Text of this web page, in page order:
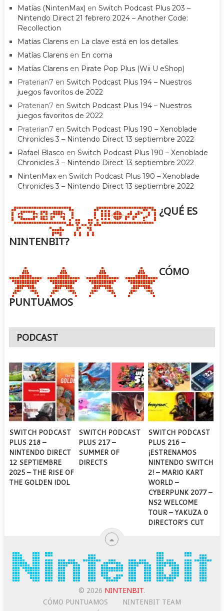
Matías (NintenMax) en Switch Podcast Plus 203 –
Nintendo Direct 21 febrero 2024 – Another Code:
Recollection
Matías Clarensen La clave está en los detalles
Matías Clarensen En coma
Matías Clarensen Pirate Pop Plus (Wii U eShop)
Praterian7 en Switch Podcast Plus 194 – Nuestros
juegos favoritos de 2022
Praterian7 en Switch Podcast Plus 194 – Nuestros
juegos favoritos de 2022
Praterian7 en Switch Podcast Plus 190 – Xenoblade
Chronicles 3 – Nintendo Direct 13 septiembre 2022
Rafael Blasco en Switch Podcast Plus 190 – Xenoblade
Chronicles 3 – Nintendo Direct 13 septiembre 2022
NintenMaxen Switch Podcast Plus 190 – Xenoblade
Chronicles 3 – Nintendo Direct 13 septiembre 2022
¿QUÉ ES
NINTENBIT?
CÓMO
PUNTUAMOS
PODCAST
SWITCH PODCAST
PLUS 218 –
NINTENDO DIRECT
12 SEPTIEMBRE
2025 – THE RISE OF
THE GOLDEN IDOL
SWITCH PODCAST
PLUS 217 –
SUMMER OF
DIRECTS
SWITCH PODCAST
PLUS 216 –
¡ESTRENAMOS
NINTENDO SWITCH
2! – MARIO KART
WORLD –
CYBERPUNK 2077 –
NS2 WELCOME
TOUR – YAKUZA 0
DIRECTOR’S CUT
© 2026 NINTENBIT.
CÓMO PUNTUAMOS
NINTENBIT TEAM